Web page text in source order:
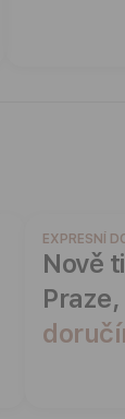
EXPRESNÍ
Nově